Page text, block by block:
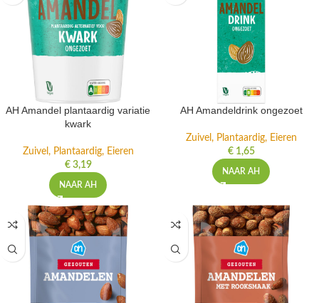
AH Amandel plantaardig variatie
kwark
Zuivel, Plantaardig, Eieren
€3,19
NAAR AH
AH Amandeldrink ongezoet
Zuivel, Plantaardig, Eieren
€1,65
NAAR AH